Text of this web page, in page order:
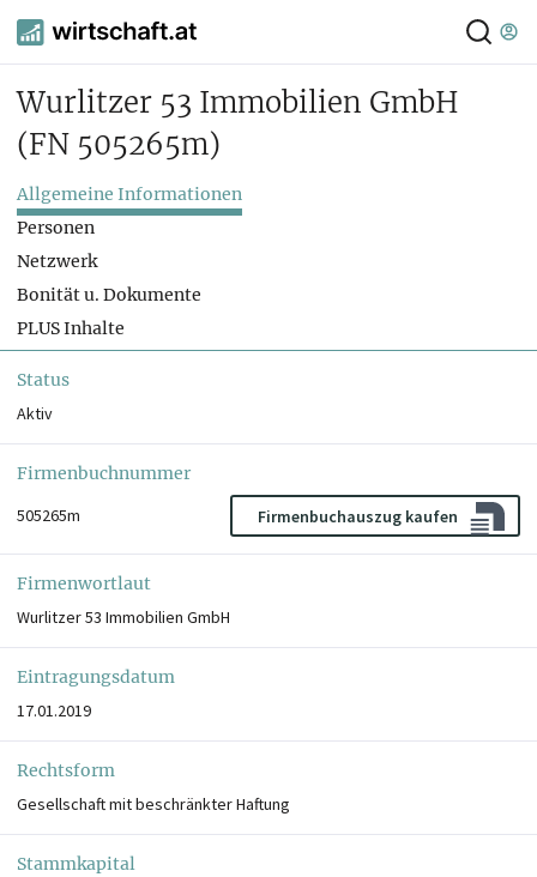
Wurlitzer 53 Immobilien GmbH
(FN 505265m)
Allgemeine Informationen
Personen
Netzwerk
Bonität u. Dokumente
PLUS Inhalte
Status
Aktiv
Firmenbuchnummer
505265m
Firmenbuchauszug kaufen
Firmenwortlaut
Wurlitzer 53 Immobilien GmbH
Eintragungsdatum
17.01.2019
Rechtsform
Gesellschaft mit beschränkter Haftung
Stammkapital